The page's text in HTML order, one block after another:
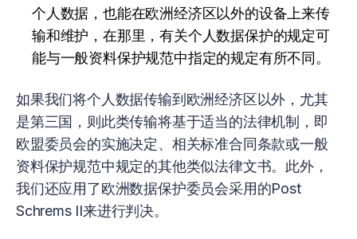
个人数据，也能在欧洲经济区以外的设备上来传
输和维护，在那里，有关个人数据保护的规定可
能与一般资料保护规范中指定的规定有所不同。
如果我们将个人数据传输到欧洲经济区以外，尤其
是第三国，则此类传输将基于适当的法律机制，即
欧盟委员会的实施决定、相关标准合同条款或一般
资料保护规范中规定的其他类似法律文书。此外，
我们还应用了欧洲数据保护委员会采用的Post
Schrems II来进行判决。